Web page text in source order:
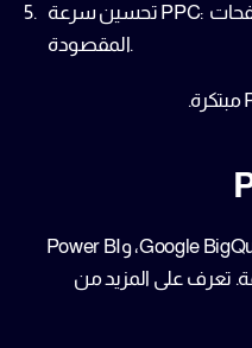
تحسين سرعة PPC: حسّن وقت التحميل للصفحات
المقصودة.
.
. تعرف على المزيد من